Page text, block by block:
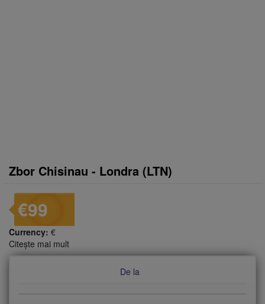
Zbor Chisinau - Londra (LTN)
€99
Currency: €
Citește mai mult
Zbor
De la